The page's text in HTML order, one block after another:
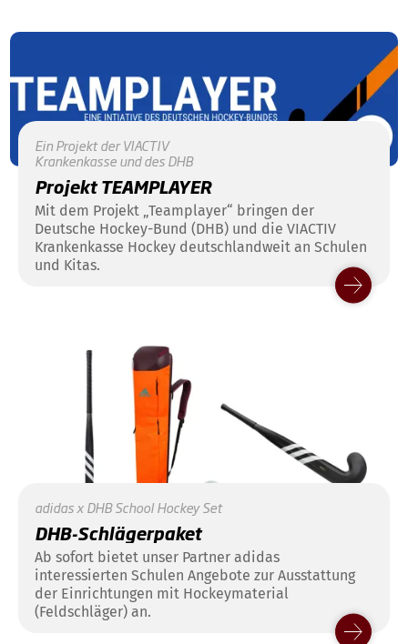
Ein Projekt der VIACTIV
Krankenkasse und des DHB
Projekt TEAMPLAYER
Mit dem Projekt „Teamplayer“ bringen der
Deutsche Hockey-Bund (DHB) und die VIACTIV
Krankenkasse Hockey deutschlandweit an Schulen
und Kitas.
adidas x DHB School Hockey Set
DHB-Schlägerpaket
Ab sofort bietet unser Partner adidas
interessierten Schulen Angebote zur Ausstattung
der Einrichtungen mit Hockeymaterial
(Feldschläger) an.